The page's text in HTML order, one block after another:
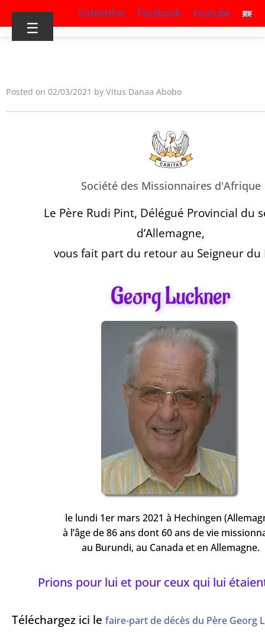
S’identifier Facebook Youtube
☰
Posted on 02/03/2021 by Vitus Danaa Abobo
Société des Missionnaires d'Afrique
Le Père Rudi Pint, Délégué Provincial du
d’Allemagne,
vous fait part du retour au Seigneur du
Georg Luckner
le lundi 1er mars 2021 à Hechingen
à l’âge de 86 ans dont 60 ans de vie
au Burundi, au Canada et en Allemagne.
Prions pour lui et pour ceux qui lui
Téléchargez ici le faire-part de décès du Père Georg